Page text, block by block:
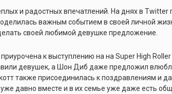
и радостных впечатлений. На днях в
важным событием в своей личной
своей любимой девушке предложение.
к выступлению на на Super High
девушек, а Шон Диб даже предложил
также присоединилась к поздравлениям и
давно вместе и в их семье уже даже есть